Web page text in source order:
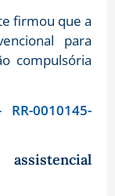
firmou que a
para
compulsória
RR-0010145-